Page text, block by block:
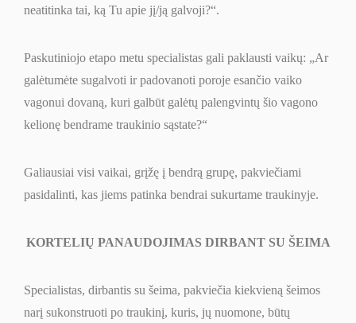
neatitinka tai, ką Tu apie jį/ją galvoji?“.
Paskutiniojo etapo metu specialistas gali paklausti vaikų: „Ar
galėtumėte sugalvoti ir padovanoti poroje esančio vaiko
vagonui dovaną, kuri galbūt galėtų palengvintų šio vagono
kelionę bendrame traukinio sąstate?“
Galiausiai visi vaikai, grįžę į bendrą grupę, pakviečiami
pasidalinti, kas jiems patinka bendrai sukurtame traukinyje.
KORTELIŲ PANAUDOJIMAS DIRBANT SU ŠEIMA
Specialistas, dirbantis su šeima, pakviečia kiekvieną šeimos
narį sukonstruoti po traukinį, kuris, jų nuomone, būtų